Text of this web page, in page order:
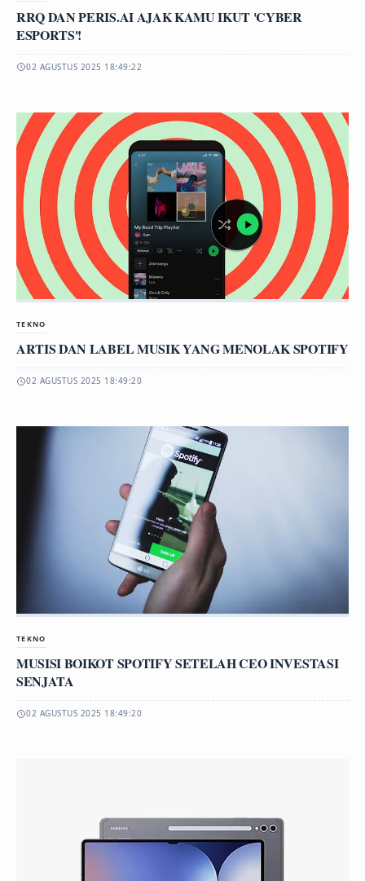
RRQ DAN PERIS.AI AJAK KAMU IKUT 'CYBER
ESPORTS'!
02 AGUSTUS 2025 18:49:22
TEKNO
ARTIS DAN LABEL MUSIK YANG MENOLAK SPOTIFY
02 AGUSTUS 2025 18:49:20
TEKNO
MUSISI BOIKOT SPOTIFY SETELAH CEO INVESTASI
SENJATA
02 AGUSTUS 2025 18:49:20